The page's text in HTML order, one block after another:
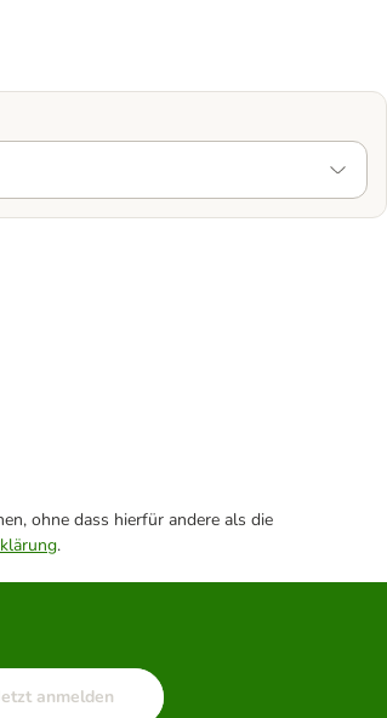
ohne dass hierfür andere als die
.
anmelden